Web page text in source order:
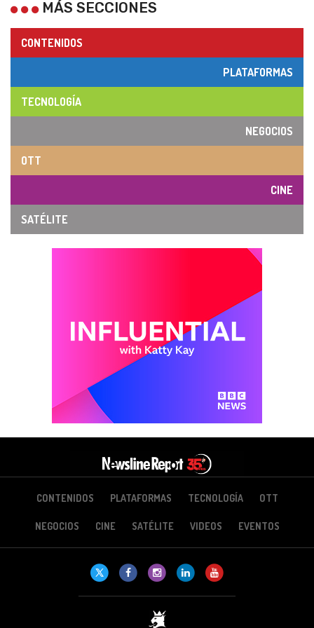
MÁS SECCIONES
CONTENIDOS
PLATAFORMAS
TECNOLOGÍA
NEGOCIOS
OTT
CINE
SATÉLITE
CONTENIDOS PLATAFORMAS TECNOLOGÍA OTT
NEGOCIOS CINE SATÉLITE VIDEOS EVENTOS